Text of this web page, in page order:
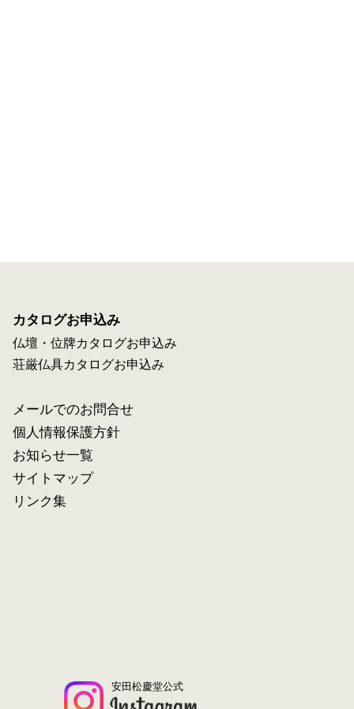
カタログお申込み
仏壇・位牌カタログお申込み
荘厳仏具カタログお申込み
メールでのお問合せ
個人情報保護方針
お知らせ一覧
サイトマップ
リンク集
安田松慶堂公式